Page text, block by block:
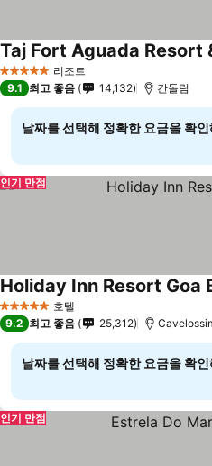
5 성급 리조트
Taj Fort Aguada Resort
9.1 최고 좋음 14,132 칸돌림
날짜를 선택해 정확한 요금을 확
인기 만점
5 성급 호텔
Holiday Inn Resort Goa
9.2 최고 좋음 25,312
날짜를 선택해 정확한 요금을 확
인기 만점